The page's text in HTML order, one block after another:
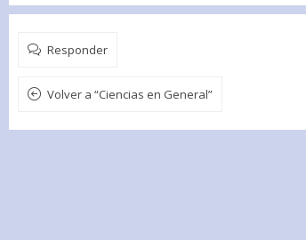
Responder
Volver a “Ciencias en General”